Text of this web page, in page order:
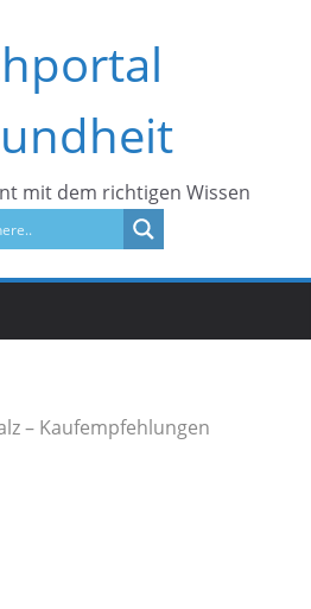
mit dem richtigen Wissen
– Kaufempfehlungen